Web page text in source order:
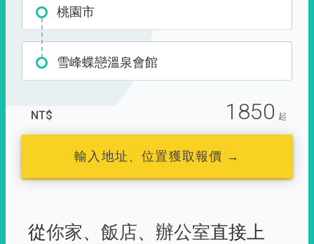
桃園市
雪峰蝶戀溫泉會館
NT$ 1850 起
輸入地址、位置獲取報價 →
從你家、 飯店、 辦公室直接上